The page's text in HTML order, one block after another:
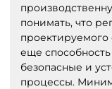
понимать, что
проектируемого
еще
безопасные и
процессы.